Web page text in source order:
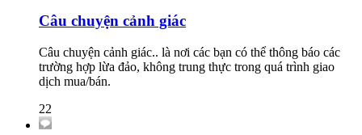
Câu chuyện cảnh giác
Câu chuyện cảnh giác.. là nơi các bạn có thể thông báo các
trường hợp lừa đảo, không trung thực trong quá trình giao
dịch mua/bán.
22